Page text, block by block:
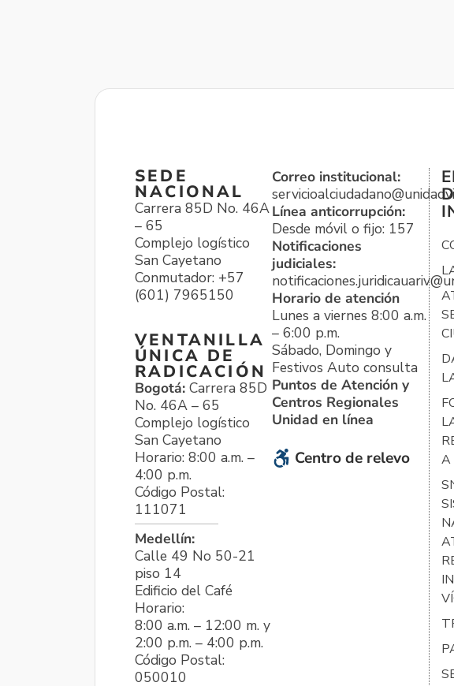
SEDE
NACIONAL
Carrera 85D No. 46A
– 65
Complejo logístico
San Cayetano
Conmutador: +57
(601) 7965150
VENTANILLA
ÚNICA DE
RADICACIÓN
Bogotá: Carrera 85D
No. 46A – 65
Complejo logístico
San Cayetano
Horario: 8:00 a.m. –
4:00 p.m.
Código Postal:
111071
Medellín:
Calle 49 No 50-21
piso 14
Edificio del Café
Horario:
8:00 a.m. – 12:00 m. y
2:00 p.m. – 4:00 p.m.
Código Postal:
050010
Correo institucional:
Línea anticorrupción:
Desde móvil o fijo: 157
Notificaciones
judiciales:
Horario de atención
Lunes a viernes 8:00 a.m.
– 6:00 p.m.
Sábado, Domingo y
Festivos Auto consulta
Puntos de Atención y
Centros Regionales
Unidad en línea
Centro de relevo
A